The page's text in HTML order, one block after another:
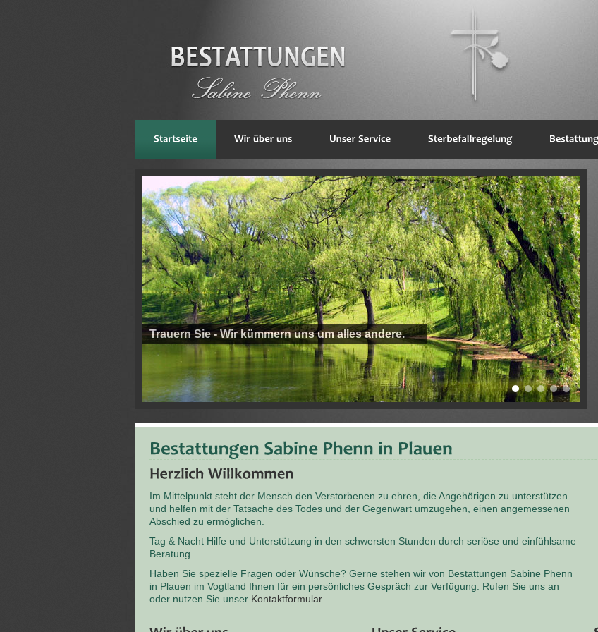
Trauern Sie - Wir kümmern uns um alles andere.
Im Mittelpunkt steht der Mensch den Verstorbenen zu ehren, die Angehörigen zu unterstützen
und helfen mit der Tatsache des Todes und der Gegenwart umzugehen, einen angemessenen
Abschied zu ermöglichen.
Tag & Nacht Hilfe und Unterstützung in den schwersten Stunden durch seriöse und einfühlsame
Beratung.
Haben Sie spezielle Fragen oder Wünsche? Gerne stehen wir von Bestattungen Sabine Phenn
in Plauen im Vogtland Ihnen für ein persönliches Gespräch zur Verfügung. Rufen Sie uns an
oder nutzen Sie unser Kontaktformular.